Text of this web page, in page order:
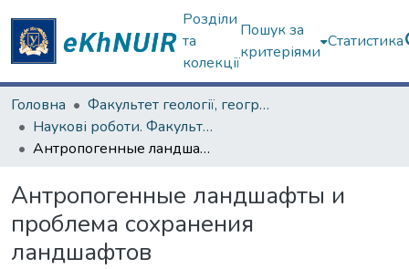
Розділи
та
колекції
Пошук за
критеріями
Статистика
Головна
Факультет геології, географіії, рекреації і туризму
Наукові роботи. Факультет геології, географіії, рекреації і туризму
Антропогенные ландшафты и проблема сохранения ландшафтов
Антропогенные ландшафты и
проблема сохранения
ландшафтов